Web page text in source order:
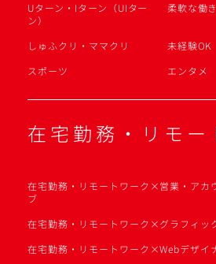
Uターン・Iターン（UIター
ン）
柔軟な働
しゅふクリ・ママクリ
未経験OK
スポーツ
エンタメ
在宅勤務・リモー
在宅勤務・リモートワーク×営業・アカ
ブ
在宅勤務・リモートワーク×グラフィッ
在宅勤務・リモートワーク×Webデザイ